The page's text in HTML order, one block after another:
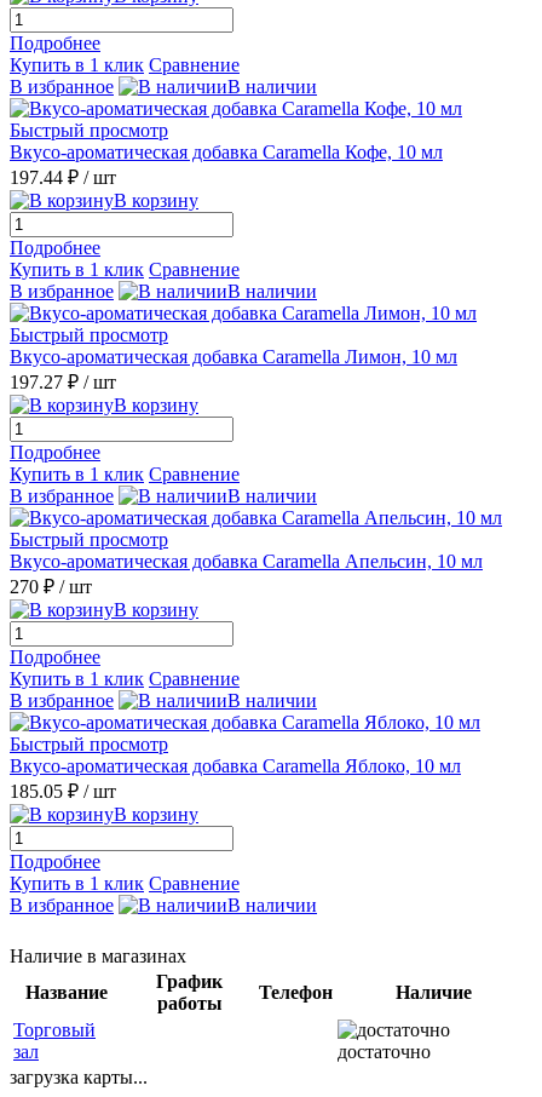
Подробнее
Купить в 1 клик Сравнение
В избранное
В наличии
Быстрый просмотр
Вкусо-ароматическая добавка Caramella Кофе, 10 мл
197.44 ₽ / шт
В корзину
Подробнее
Купить в 1 клик Сравнение
В избранное
В наличии
Быстрый просмотр
Вкусо-ароматическая добавка Caramella Лимон, 10 мл
197.27 ₽ / шт
В корзину
Подробнее
Купить в 1 клик Сравнение
В избранное
В наличии
Быстрый просмотр
Вкусо-ароматическая добавка Caramella Апельсин, 10 мл
270 ₽ / шт
В корзину
Подробнее
Купить в 1 клик Сравнение
В избранное
В наличии
Быстрый просмотр
Вкусо-ароматическая добавка Caramella Яблоко, 10 мл
185.05 ₽ / шт
В корзину
Подробнее
Купить в 1 клик Сравнение
В избранное
В наличии
Наличие в магазинах
Название
График
работы
Телефон
Наличие
Торговый
зал
достаточно
загрузка карты...